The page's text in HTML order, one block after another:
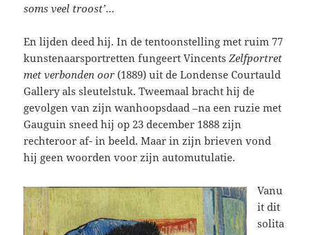
soms veel troost’…
En lijden deed hij. In de tentoonstelling met ruim 77
kunstenaarsportretten fungeert VincentsZelfportret
met verbonden oor (1889) uit de Londense Courtauld
Gallery als sleutelstuk. Tweemaal bracht hij de
gevolgen van zijn wanhoopsdaad –na een ruzie met
Gauguin sneed hij op 23 december 1888 zijn
rechteroor af- in beeld. Maar in zijn brieven vond
hij geen woorden voor zijn automutulatie.
Vanu
it dit
solita